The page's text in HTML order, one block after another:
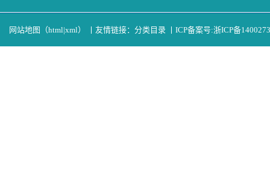
网站地图（html|xml） 友情链接： 分类目录 ICP备案号:浙ICP备